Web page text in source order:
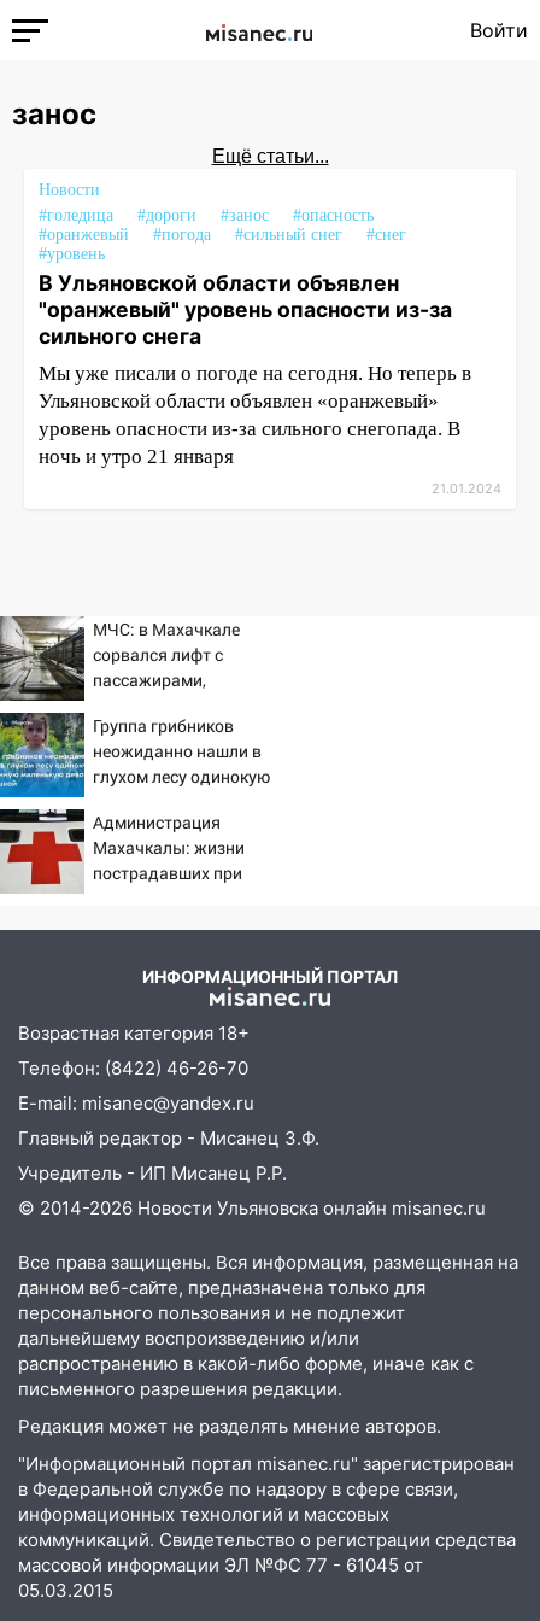
Войти
занос
Ещё статьи...
Новости
#голедица
#дороги #занос
#опасность
#оранжевый
#погода #сильный снег
#снег
#уровень
В Ульяновской области объявлен
"оранжевый" уровень опасности из-за
сильного снега
Мы уже писали о погоде на сегодня. Но теперь в
Ульяновской области объявлен «оранжевый»
уровень опасности из-за сильного снегопада. В
ночь и утро 21 января
21.01.2024
МЧС: в Махачкале
сорвался лифт с
пассажирами,
человека
Группа грибников
неожиданно нашли в
глухом лесу одинокую
девочку с игрушкой
Администрация
Махачкалы: жизни
пострадавших при
ИНФОРМАЦИОННЫЙ ПОРТАЛ
Возрастная категория 18+
Телефон: (8422) 46-26-70
E-mail: misanec@yandex.ru
Главный редактор - Мисанец З.Ф.
Учредитель - ИП Мисанец Р.Р.
© 2014-2026 Новости Ульяновска онлайн misanec.ru
Все права защищены. Вся информация, размещенная на
данном веб-сайте, предназначена только для
персонального пользования и не подлежит
дальнейшему воспроизведению и/или
распространению в какой-либо форме, иначе как с
письменного разрешения редакции.
Редакция может не разделять мнение авторов.
"Информационный портал misanec.ru" зарегистрирован
в Федеральной службе по надзору в сфере связи,
информационных технологий и массовых
коммуникаций. Свидетельство о регистрации средства
массовой информации ЭЛ №ФС 77 - 61045 от
05.03.2015